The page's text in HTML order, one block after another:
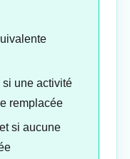
si une activité
remplacée
si aucune